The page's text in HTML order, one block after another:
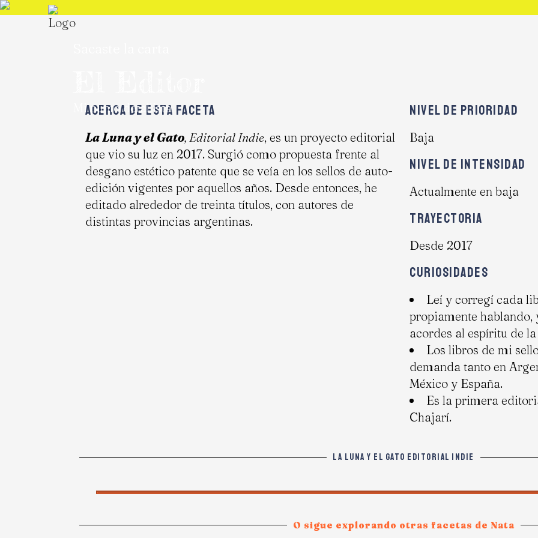
Mi punto detallista
ACERCA DE ESTA FACETA
La Luna y el Gato, Editorial Indie, es un proyecto editorial
que vio su luz en 2017. Surgió como propuesta frente al
desgano estético patente que se veía en los sellos de auto-
edición vigentes por aquellos años. Desde entonces, he
editado alrededor de treinta títulos, con autores de
distintas provincias argentinas.
NIVEL DE PRIORIDAD
Baja
NIVEL DE INTENSIDAD
Actualmente en baja
TRAYECTORIA
Desde 2017
CURIOSIDADES
Leí y corregí cada
propiamente
acordes al espíritu de
Los libros de mi
demanda tanto en
México y España.
Es la primera
Chajarí.
LA LUNA Y EL GATO EDITORIAL INDIE
O sigue explorando otras facetas de Nata